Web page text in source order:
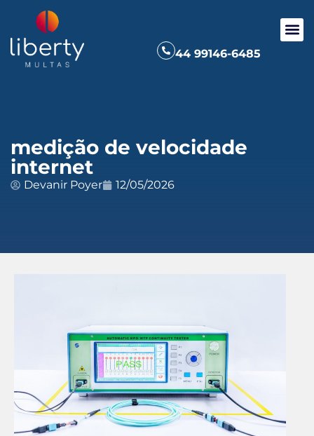
44 99146-6485
medição de velocidade
internet
Devanir Poyer 12/05/2026